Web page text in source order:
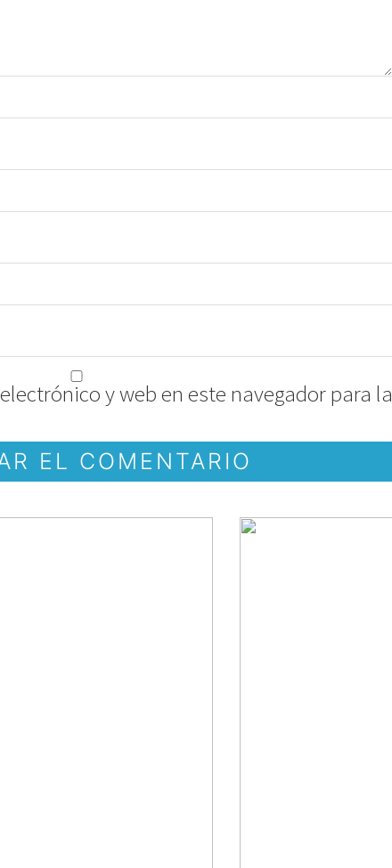
y web en este navegador para la